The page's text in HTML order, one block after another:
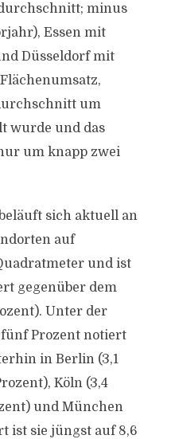
minus
Essen mit
Düsseldorf mit
um
wurde und das
um knapp zwei
sich aktuell an
auf
und ist
gegenüber dem
Unter der
Prozent notiert
in Berlin (3,1
Köln (3,4
und München
ist sie jüngst auf 8,6